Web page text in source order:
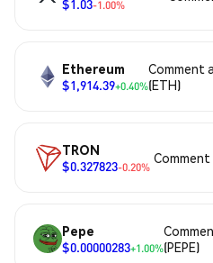
$1.03-1.00%
Ethereum
$1,914.39+0.40%
Comment
(ETH)
TRON
$0.327823-0.20%
Comment
Pepe
$0.00000283+1.00%(PEPE)